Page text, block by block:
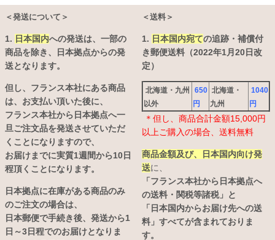
＜発送について＞
1. 日本国内への発送は、 一部の
商品を除き、日本拠点からの発
送となります。
但し、フランス本社にある商品
は、お支払い頂いた後に、
フランス本社から日本拠点へ一
旦ご注文品を発送させていただ
くことになりますので、
お届けまでに実質1週間から10日
程頂くことになります。
日本拠点に在庫がある商品のみ
のご注文の場合は、
日本郵便で手続き後、発送から1
日～3日程でのお届けとなりま
＜送料＞
1. 日本国内宛ての追跡・補償付
き郵便送料（2022年1月20日改
定）
北海道・九州
以外
650
円
北海道・
九州
1040
円
＊但し、商品合計金額15,000円
以上ご購入の場合、送料無料
商品金額及び、日本国内向け発
送に、
「フランス本社から日本拠点へ
の送料・関税等諸税」と
「日本国内からお届け先への送
料」すべてが含まれておりま
す。